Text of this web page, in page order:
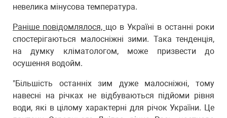
невелика мінусова температура.
Раніше повідомлялося, що в Україні в останні роки
спостерігаються малосніжні зими. Така тенденція,
на думку кліматологом, може призвести до
осушення водойм.
"Більшість останніх зим дуже малосніжні, тому
навесні на річках не відбуваються підйоми рівня
води, які в цілому характерні для річок України. Це